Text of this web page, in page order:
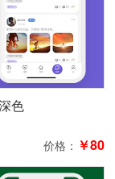
色
价格： ￥80